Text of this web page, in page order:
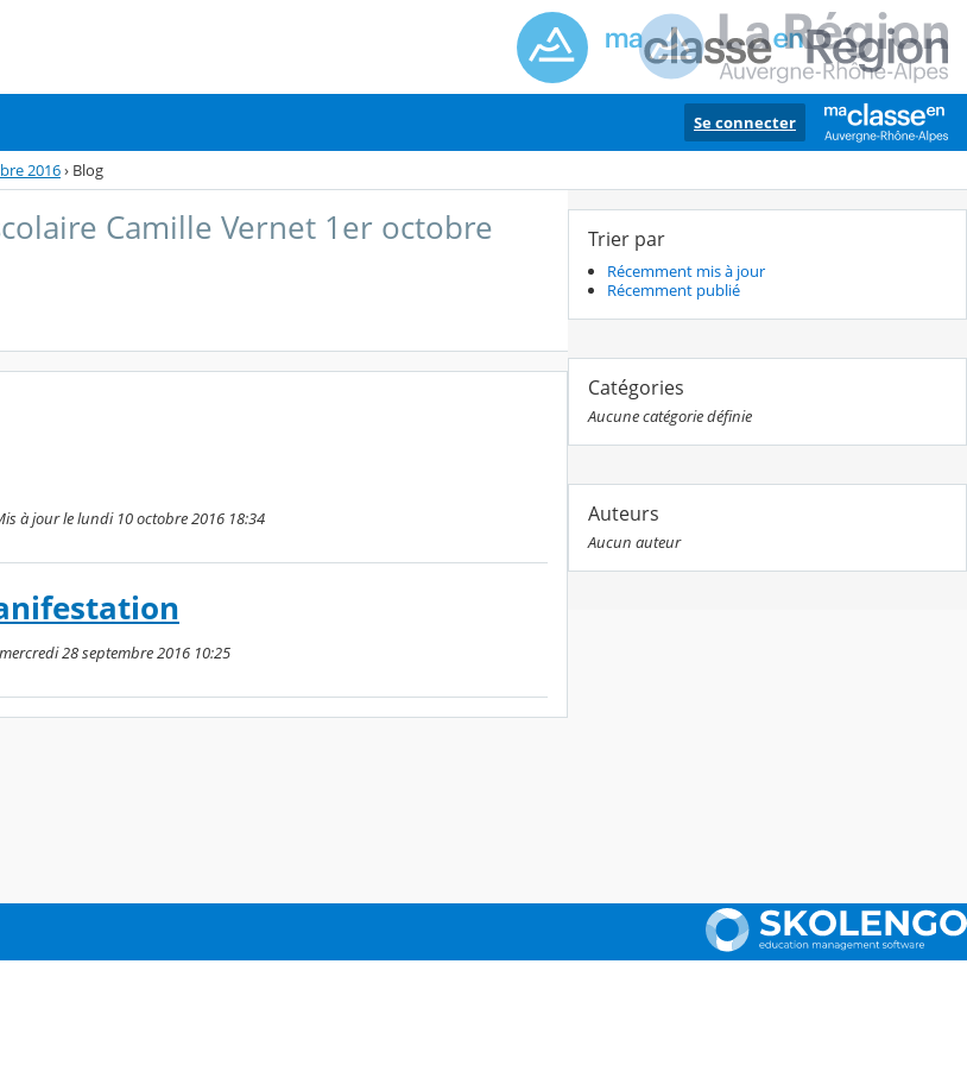
Se connecter
2016› Blog
Camille Vernet 1er octobre
à jour le lundi 10 octobre 2016 18:34
28 septembre 2016 10:25
Trier par
Récemment mis à jour
Récemment publié
Catégories
Aucune catégorie définie
Auteurs
Aucun auteur